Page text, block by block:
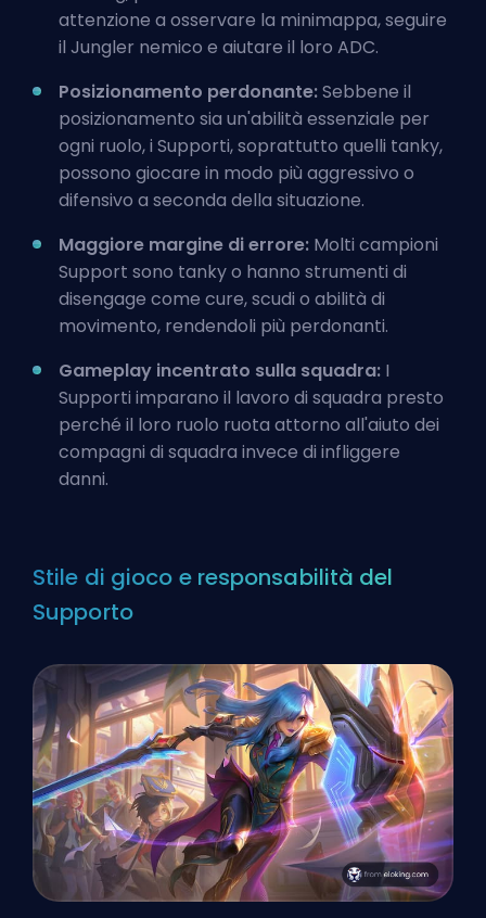
attenzione a osservare la minimappa, seguire
il Jungler nemico e aiutare il loro ADC.
Posizionamento perdonante:Sebbene il
posizionamento sia un'abilità essenziale per
ogni ruolo, i Supporti, soprattutto quelli tanky,
possono giocare in modo più aggressivo o
difensivo a seconda della situazione.
Maggiore margine di errore: Molti campioni
Support sono tanky o hanno strumenti di
disengage come cure, scudi o abilità di
movimento, rendendoli più perdonanti.
Gameplay incentrato sulla squadra: I
Supporti imparano il lavoro di squadra presto
perché il loro ruolo ruota attorno all'aiuto dei
compagni di squadra invece di infliggere
danni.
Stile di gioco e responsabilità del
Supporto